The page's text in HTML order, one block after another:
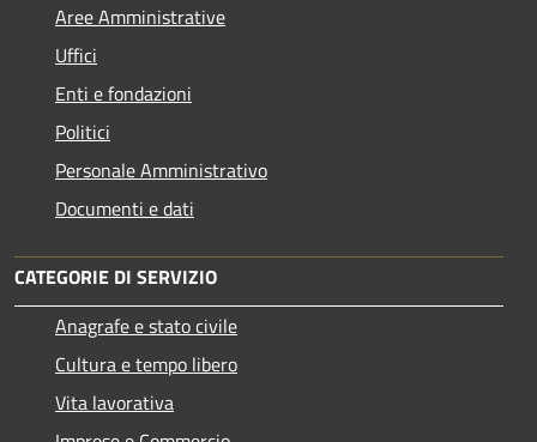
Aree Amministrative
Uffici
Enti e fondazioni
Politici
Personale Amministrativo
Documenti e dati
CATEGORIE DI SERVIZIO
Anagrafe e stato civile
Cultura e tempo libero
Vita lavorativa